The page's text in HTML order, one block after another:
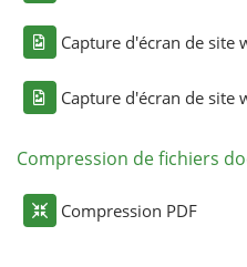
Capture d'écran de site
Capture d'écran de site
Compression de fichiers
Compression PDF